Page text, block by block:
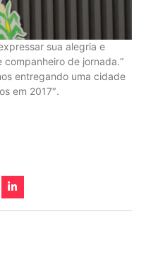
sua alegria e
de jornada.“
entregando uma cidade
em 2017″.